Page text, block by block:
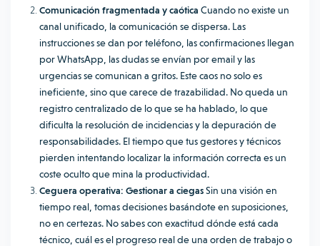
Comunicación fragmentada y caótica Cuando no existe un
canal unificado, la comunicación se dispersa. Las
instrucciones se dan por teléfono, las confirmaciones llegan
por WhatsApp, las dudas se envían por email y las
urgencias se comunican a gritos. Este caos no solo es
ineficiente, sino que carece de trazabilidad. No queda un
registro centralizado de lo que se ha hablado, lo que
dificulta la resolución de incidencias y la depuración de
responsabilidades. El tiempo que tus gestores y técnicos
pierden intentando localizar la información correcta es un
coste oculto que mina la productividad.
Ceguera operativa: Gestionar a ciegasSin una visión en
tiempo real, tomas decisiones basándote en suposiciones,
no en certezas. No sabes con exactitud dónde está cada
técnico, cuál es el progreso real de una orden de trabajo o